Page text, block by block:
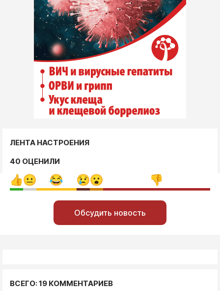
ЛЕНТА НАСТРОЕНИЯ
40 ОЦЕНИЛИ
Обсудить новость
ВСЕГО: 19 КОММЕНТАРИЕВ